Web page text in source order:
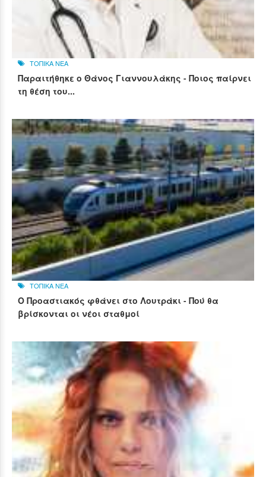
ΤΟΠΙΚΑ ΝΕΑ
Παραιτήθηκε ο Θάνος Γιαννουλάκης - Ποιος παίρνει
τη θέση του...
ΤΟΠΙΚΑ ΝΕΑ
Ο Προαστιακός φθάνει στο Λουτράκι - Πού θα
βρίσκονται οι νέοι σταθμοί